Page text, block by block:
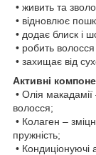
• живить та
• відновлює
• додає блиск і
• робить
• захищає від
Активні
• Олія
волосся;
• Колаген –
пружність;
• Кондиціонуючі